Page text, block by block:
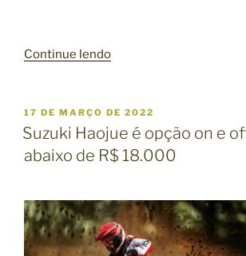
Continue lendo“
S
C
A
P
R
E
P
U
B
L
A
D
O
E
17 DE MARÇO DE 2022
Suzuki Haojue é opção on e
abaixo de R$ 18.000